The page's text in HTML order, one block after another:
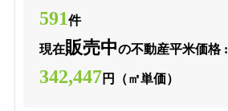
591件
現在販売中の不動産平米価格 :
342,447円（㎡単価）